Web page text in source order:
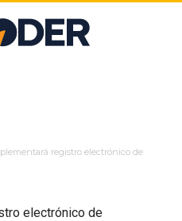
registro electrónico de
electrónico de